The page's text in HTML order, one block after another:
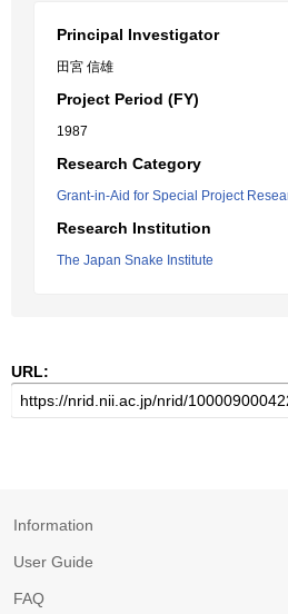
Principal Investigator
田宮 信雄
Project Period (FY)
1987
Research Category
Grant-in-Aid for Special Project
Research Institution
The Japan Snake Institute
URL:
Information
User Guide
FAQ